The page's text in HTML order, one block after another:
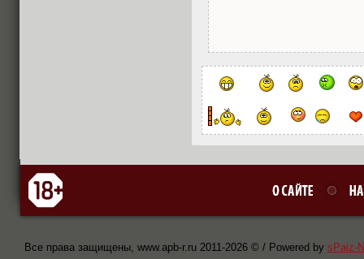
Все права защищены, www.apb-r.ru 2011-2026 © / Powered by sPaiz-